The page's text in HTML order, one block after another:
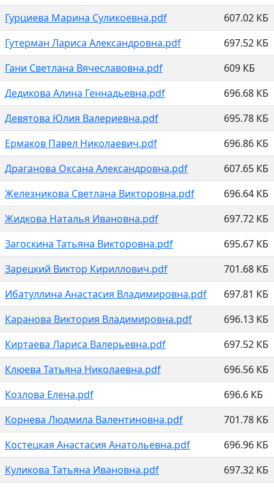
Гурциева Марина Суликоевна.pdf
607.02 КБ
Гутерман Лариса Александровна.pdf
697.52 КБ
Гани Светлана Вячеславовна.pdf
609 КБ
Дедикова Алина Геннадьевна.pdf
696.68 КБ
Девятова Юлия Валериевна.pdf
695.78 КБ
Ермаков Павел Николаевич.pdf
696.86 КБ
Драганова Оксана Александровна.pdf
607.65 КБ
Железникова Светлана Викторовна.pdf
696.64 КБ
Жидкова Наталья Ивановна.pdf
697.72 КБ
Загоскина Татьяна Викторовна.pdf
695.67 КБ
Зарецкий Виктор Кириллович.pdf
701.68 КБ
Ибатуллина Анастасия Владимировна.pdf
697.81 КБ
Каранова Виктория Владимировна.pdf
696.13 КБ
Киртаева Лариса Валерьевна.pdf
697.52 КБ
Клюева Татьяна Николаевна.pdf
696.56 КБ
Козлова Елена.pdf
696.6 КБ
Корнева Людмила Валентиновна.pdf
701.78 КБ
Костецкая Анастасия Анатольевна.pdf
696.96 КБ
Куликова Татьяна Ивановна.pdf
697.32 КБ